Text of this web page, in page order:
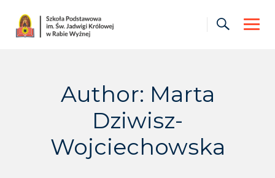
content
Author: Marta
Dziwisz-
Wojciechowska